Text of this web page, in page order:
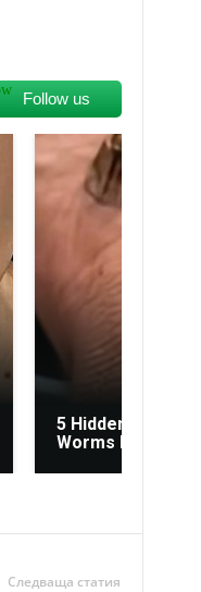
Follow us
5 Hidden Signs
Worms Inside
Следваща статия